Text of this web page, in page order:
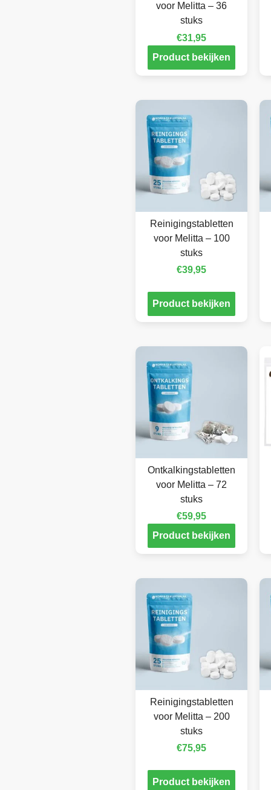
voor Melitta – 36
stuks
€31,95
Product bekijken
Reinigingstabletten
voor Melitta – 100
stuks
€39,95
Product bekijken
Ontkalkingstabletten
voor Melitta – 72
stuks
€59,95
Product bekijken
Reinigingstabletten
voor Melitta – 200
stuks
€75,95
Product bekijken